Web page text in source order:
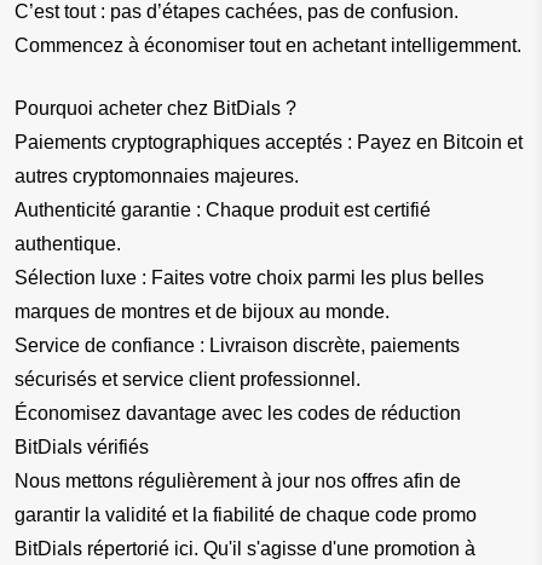
C’est tout : pas d’étapes cachées, pas de confusion.
Commencez à économiser tout en achetant intelligemment.
Pourquoi acheter chez BitDials ?
Paiements cryptographiques acceptés : Payez en Bitcoin et
autres cryptomonnaies majeures.
Authenticité garantie : Chaque produit est certifié
authentique.
Sélection luxe : Faites votre choix parmi les plus belles
marques de montres et de bijoux au monde.
Service de confiance : Livraison discrète, paiements
sécurisés et service client professionnel.
Économisez davantage avec les codes de réduction
BitDials vérifiés
Nous mettons régulièrement à jour nos offres afin de
garantir la validité et la fiabilité de chaque code promo
BitDials répertorié ici. Qu'il s'agisse d'une promotion à